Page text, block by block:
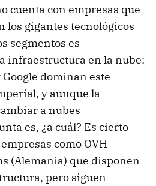
cuenta con empresas que
los gigantes tecnológicos
segmentos es
infraestructura en la nube:
dominan este
y aunque la
a nubes
es, ¿a cuál? Es cierto
como OVH
(Alemania) que disponen
pero siguen